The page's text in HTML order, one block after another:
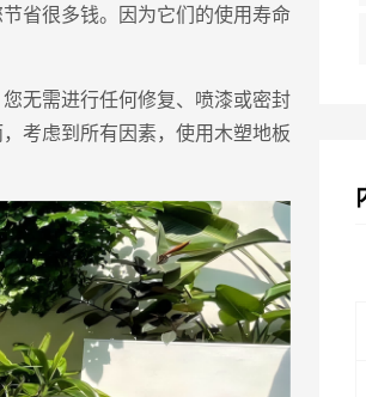
省很多钱。因为它们的使用寿命
无需进行任何修复、喷漆或密封
考虑到所有因素，使用木塑地板